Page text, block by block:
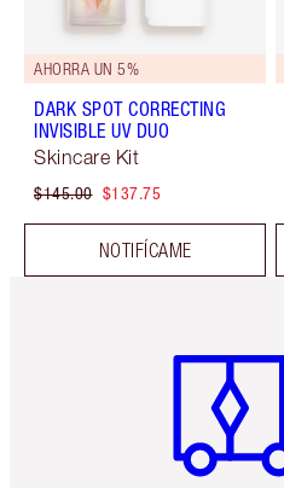
AHORRA UN 5%
DARK SPOT CORRECTING
INVISIBLE UV DUO
Skincare Kit
$145.00 $137.75
NOTIFÍCAME